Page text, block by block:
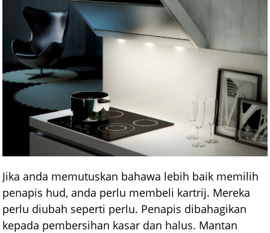
Jika anda memutuskan bahawa lebih baik memilih
penapis hud, anda perlu membeli kartrij. Mereka
perlu diubah seperti perlu. Penapis dibahagikan
kepada pembersihan kasar dan halus. Mantan